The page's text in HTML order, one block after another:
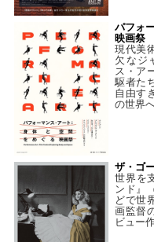
パフォ
映画祭
現代美
欠なジ
ス・ア
駆者た
自由す
の世界
ザ・ゴ
世界を
ンド』
どで世
画監督
ビュー